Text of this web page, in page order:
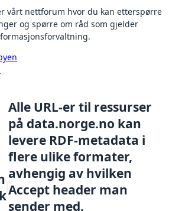
vårt nettforum hvor du kan etterspørre
og spørre om råd som gjelder
Alle URL-er til ressurser
på data.norge.no kan
levere RDF-metadata i
flere ulike formater,
avhengig av hvilken
Accept header man
sender med.